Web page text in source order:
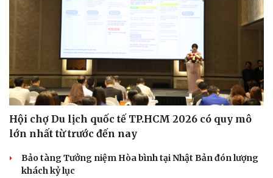
Lịch thi đấu bóng đá
Thế giới thể thao
eSports
Hậu trường
Ô tô - Xe máy
Ô tô
Hội chợ Du lịch quốc tế TP.HCM 2026 có quy mô
lớn nhất từ trước đến nay
Bảo tàng Tưởng niệm Hòa bình tại Nhật Bản đón lượng
khách kỷ lục